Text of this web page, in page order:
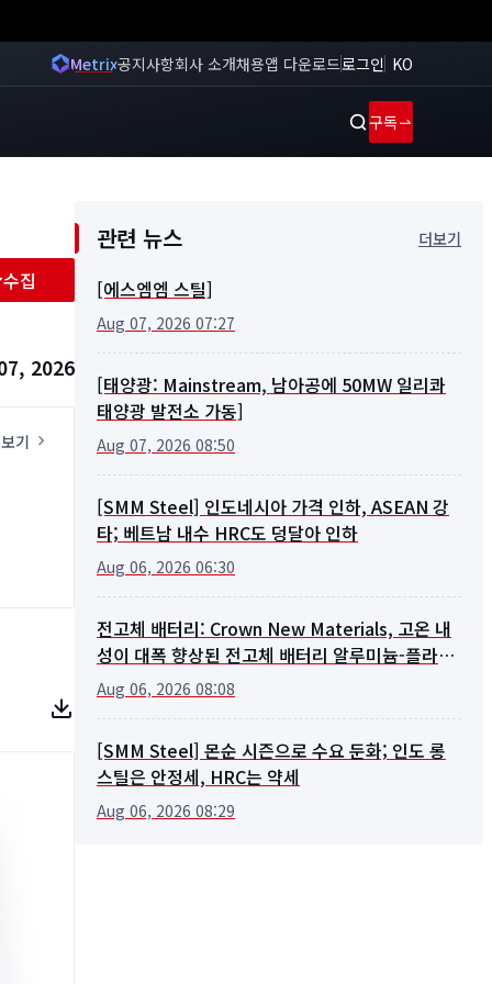
Metrix공지사항회사 소개채용앱 다운로드로그인 KO
구독
수집
2026
기
관련 뉴스 더보기
[에스엠엠 스틸]
Aug 07, 2026 07:27
[태양광: Mainstream, 남아공에 50MW 일리콰
태양광 발전소 가동]
Aug 07, 2026 08:50
[SMM Steel] 인도네시아 가격 인하, ASEAN 강
타; 베트남 내수 HRC도 덩달아 인하
Aug 06, 2026 06:30
전고체 배터리: Crown New Materials, 고온 내
성이 대폭 향상된 전고체 배터리 알루미늄-플라스
틱 필름 고객 샘플 시험 완료
Aug 06, 2026 08:08
[SMM Steel] 몬순 시즌으로 수요 둔화; 인도 롱
스틸은 안정세, HRC는 약세
Aug 06, 2026 08:29